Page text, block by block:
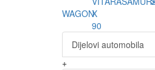
WAGONX
90
Dijelovi automobila
+